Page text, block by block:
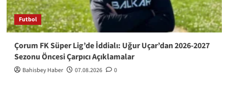
Futbol
Çorum FK Süper Lig’de İddialı: Uğur Uçar’dan 2026-2027
Sezonu Öncesi Çarpıcı Açıklamalar
Bahisbey Haber 07.08.2026 0